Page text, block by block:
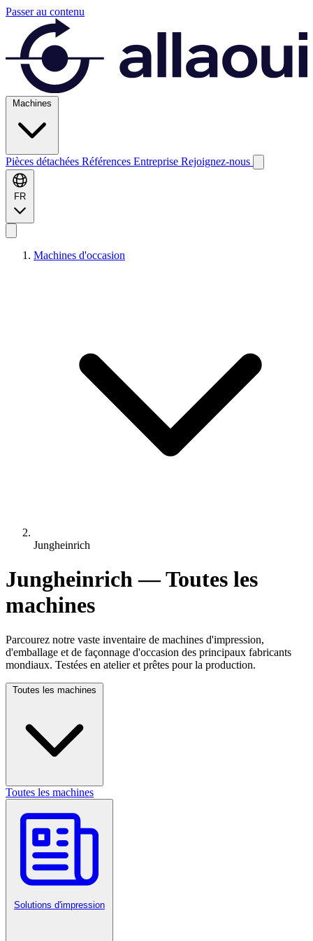
Passer au contenu
Machines
Pièces détachées Références Entreprise Rejoignez-nous
FR
Machines d'occasion
Jungheinrich
Jungheinrich — Toutes les
machines
Parcourez notre vaste inventaire de machines d'impression,
d'emballage et de façonnage d'occasion des principaux fabricants
mondiaux. Testées en atelier et prêtes pour la production.
Toutes les machines
Toutes les machines
Solutions d'impression